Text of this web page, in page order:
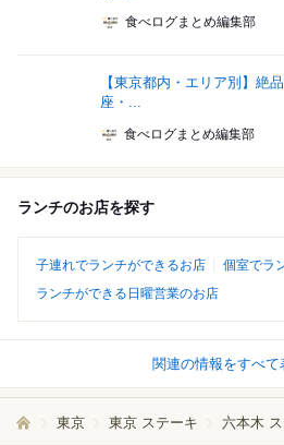
食べログまとめ編集部
【東京都内・エリア別】絶
座・...
食べログまとめ編集部
ランチのお店を探す
子連れでランチができるお店
個室でラ
ランチができる日曜営業のお店
関連の情報をすべて
東京 東京 ステーキ 六本木